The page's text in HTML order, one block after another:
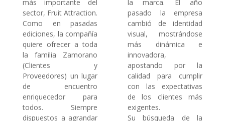
más importante del
sector, Fruit Attraction.
Como en pasadas
ediciones, la compañía
quiere ofrecer a toda
la familia Zamorano
(Clientes y
Proveedores) un lugar
de encuentro
enriquecedor para
todos. Siempre
dispuestos a agrandar
la marca. El año
pasado la empresa
cambió de identidad
visual, mostrándose
más dinámica e
innovadora,
apostando por la
calidad para cumplir
con las expectativas
de los clientes más
exigentes.
Su búsqueda de la